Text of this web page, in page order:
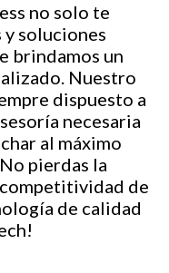
no solo te
soluciones
brindamos un
Nuestro
dispuesto a
necesaria
al máximo
pierdas la
de
de calidad